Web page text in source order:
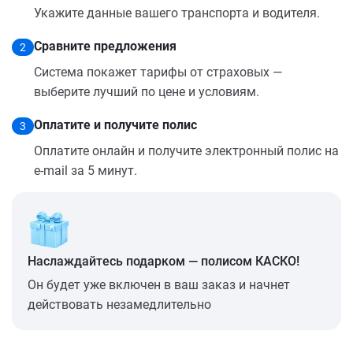
Укажите данные вашего транспорта и водителя.
2
Сравните предложения
Система покажет тарифы от страховых —
выберите лучший по цене и условиям.
3
Оплатите и получите полис
Оплатите онлайн и получите электронный полис на
e-mail за 5 минут.
Наслаждайтесь подарком — полисом КАСКО!
Он будет уже включен в ваш заказ и начнет
действовать незамедлительно